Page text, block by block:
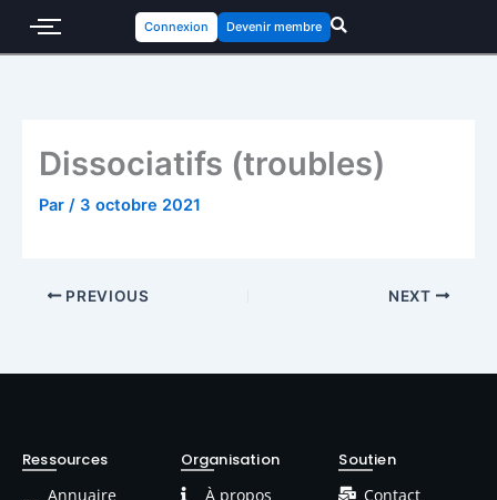
Connexion Devenir membre
Dissociatifs (troubles)
Par / 3 octobre 2021
PREVIOUS NEXT
Ressources
Annuaire
Organisation
À propos
Soutien
Contact